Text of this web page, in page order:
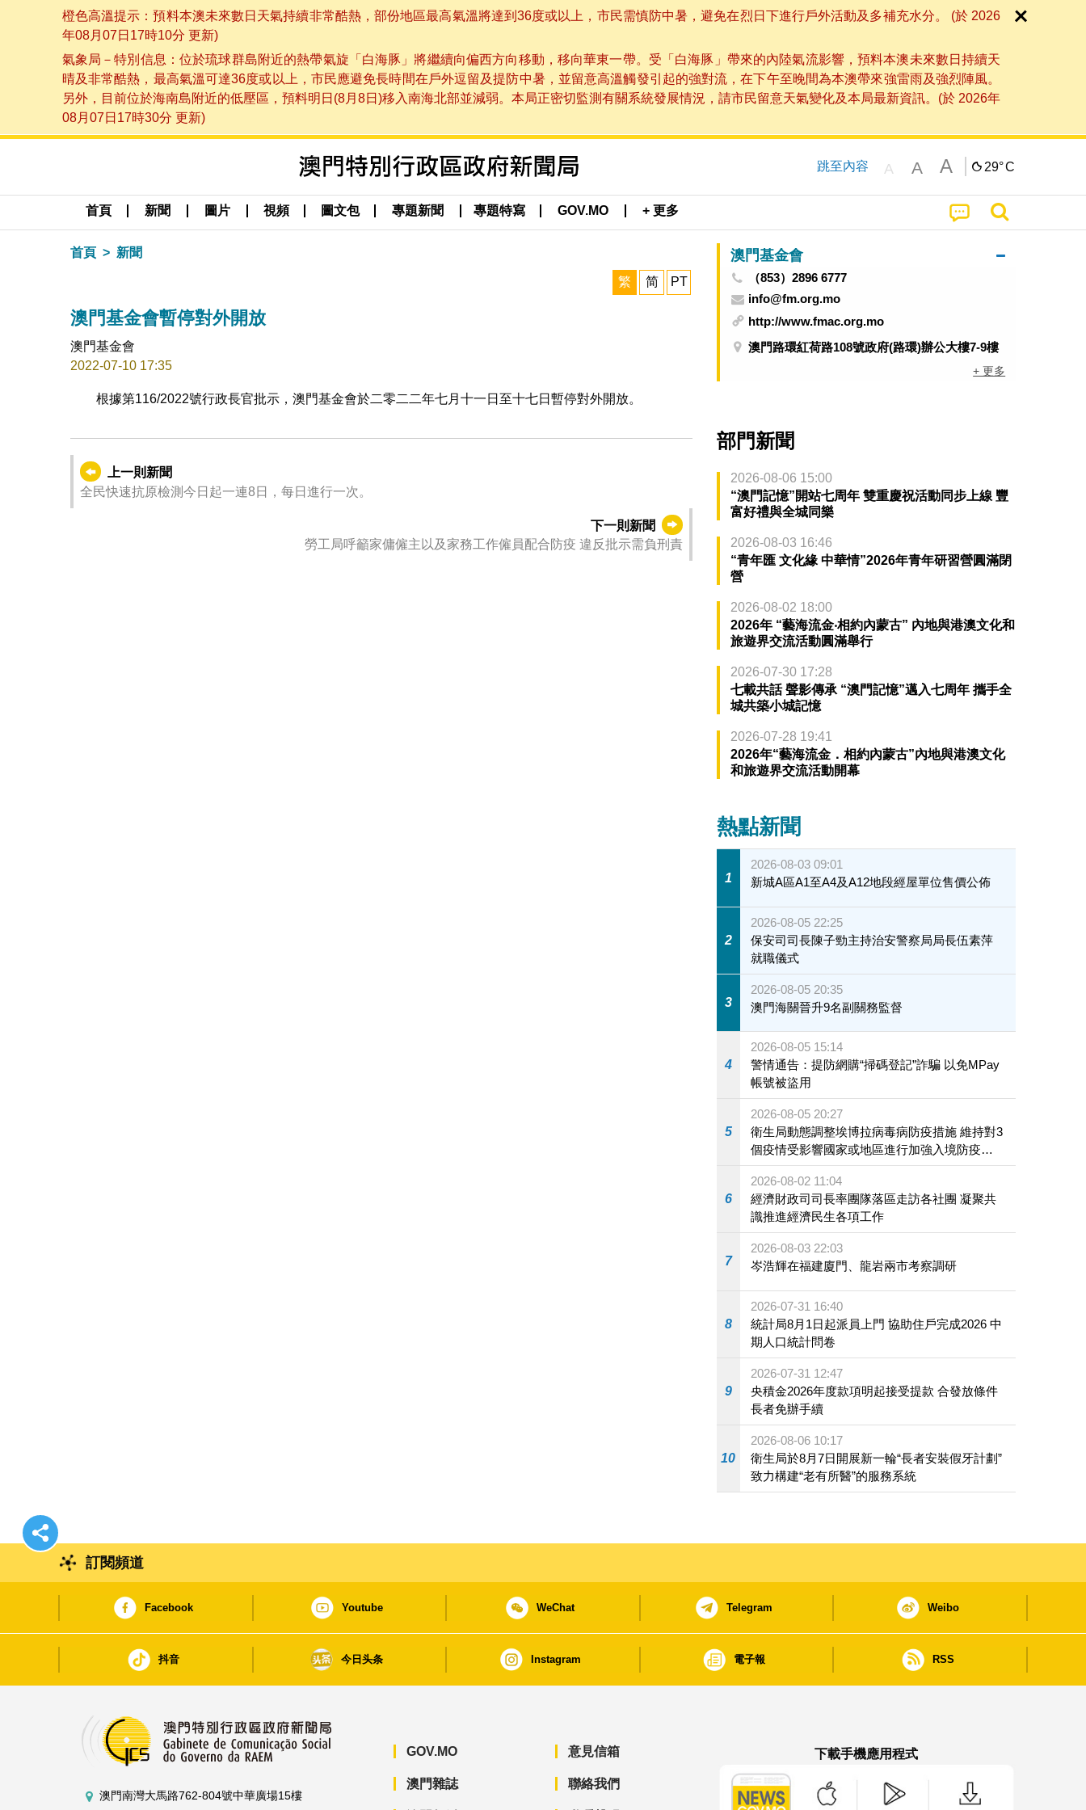
橙色高溫提示：預料本澳未來數日天氣持續非常酷熱，部份地區最高氣溫將達到36度或以上，市民需慎防中暑，避免在烈日下進行戶外活動及多補充水分。 (於 2026
年08月07日17時10分 更新)
氣象局－特別信息：位於琉球群島附近的熱帶氣旋「白海豚」將繼續向偏西方向移動，移向華東一帶。受「白海豚」帶來的內陸氣流影響，預料本澳未來數日持續天
晴及非常酷熱，最高氣溫可達36度或以上，市民應避免長時間在戶外逗留及提防中暑，並留意高溫觸發引起的強對流，在下午至晚間為本澳帶來強雷雨及強烈陣風。
另外，目前位於海南島附近的低壓區，預料明日(8月8日)移入南海北部並減弱。本局正密切監測有關系統發展情況，請市民留意天氣變化及本局最新資訊。(於 2026年
08月07日17時30分 更新)
跳至內容 A A A 29°C
首頁 新聞 圖片 視頻 圖文包 專題新聞 專題特寫 GOV.MO + 更多
首頁 新聞
繁 简 PT
澳門基金會暫停對外開放
澳門基金會
2022-07-10 17:35
根據第116/2022號行政長官批示，澳門基金會於二零二二年七月十一日至十七日暫停對外開放。
上一則新聞
全民快速抗原檢測今日起一連8日，每日進行一次。
下一則新聞
勞工局呼籲家傭僱主以及家務工作僱員配合防疫 違反批示需負刑責
澳門基金會
（853）2896 6777
info@fm.org.mo
http://www.fmac.org.mo
澳門路環紅荷路108號政府(路環)辦公大樓7-9樓
+ 更多
部門新聞
2026-08-06 15:00
“澳門記憶”開站七周年 雙重慶祝活動同步上線 豐
富好禮與全城同樂
2026-08-03 16:46
“青年匯 文化緣 中華情”2026年青年研習營圓滿閉
營
2026-08-02 18:00
2026年 “藝海流金‧相約內蒙古” 內地與港澳文化和
旅遊界交流活動圓滿舉行
2026-07-30 17:28
七載共話 聲影傳承 “澳門記憶”邁入七周年 攜手全
城共築小城記憶
2026-07-28 19:41
2026年“藝海流金．相約內蒙古”內地與港澳文化
和旅遊界交流活動開幕
熱點新聞
1
2026-08-03 09:01
新城A區A1至A4及A12地段經屋單位售價公佈
2
2026-08-05 22:25
保安司司長陳子勁主持治安警察局局長伍素萍
就職儀式
3
2026-08-05 20:35
澳門海關晉升9名副關務監督
4
2026-08-05 15:14
警情通告：提防網購“掃碼登記”詐騙 以免MPay
帳號被盜用
5
2026-08-05 20:27
衛生局動態調整埃博拉病毒病防疫措施 維持對3
個疫情受影響國家或地區進行加強入境防疫措
施
6
2026-08-02 11:04
經濟財政司司長率團隊落區走訪各社團 凝聚共
識推進經濟民生各項工作
7
2026-08-03 22:03
岑浩輝在福建廈門、龍岩兩市考察調研
8
2026-07-31 16:40
統計局8月1日起派員上門 協助住戶完成2026 中
期人口統計問卷
9
2026-07-31 12:47
央積金2026年度款項明起接受提款 合發放條件
長者免辦手續
10
2026-08-06 10:17
衛生局於8月7日開展新一輪“長者安裝假牙計劃”
致力構建“老有所醫”的服務系統
訂閱頻道
Facebook Youtube WeChat Telegram Weibo
抖音 今日头条 Instagram 電子報 RSS
澳門南灣大馬路762-804號中華廣場15樓
GOV.MO
澳門雜誌
意見信箱
聯絡我們
下載手機應用程式